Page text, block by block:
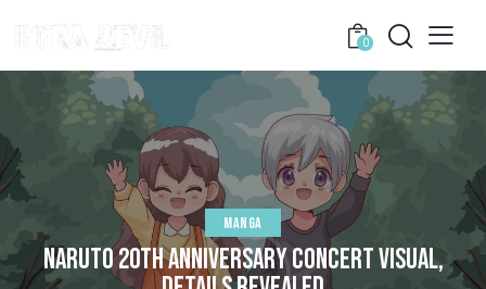
0
MANGA
NARUTO 20TH ANNIVERSARY CONCERT VISUAL,